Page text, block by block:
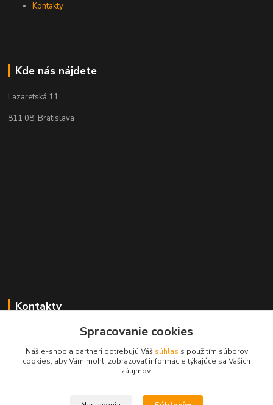
Kontakty
Kde nás nájdete
Lazaretská 11
811 08, Bratislava
Kontakty
+421 2 529 67 411
(Po - Pia: 10:00 - 17:30)
Spracovanie cookies
Náš e-shop a partneri potrebujú Váš súhlas s použitím súborov
cookies, aby Vám mohli zobrazovať informácie týkajúce sa Vašich
záujmov.